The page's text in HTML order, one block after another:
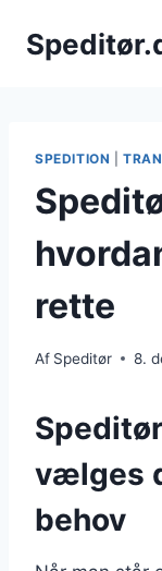
SPEDITION |
rette
Af Speditør 8.
vælges
behov